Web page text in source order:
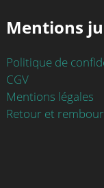
Mentions
Politique de
CGV
Mentions légales
Retour et